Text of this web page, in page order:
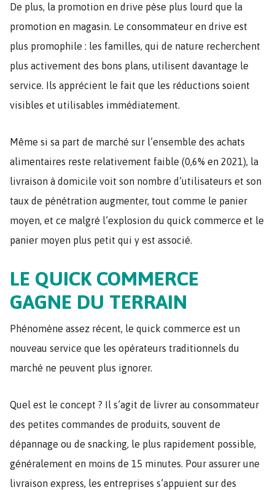
De plus, la promotion en drive pèse plus lourd que la
promotion en magasin. Le consommateur en drive est
plus promophile : les familles, qui de nature recherchent
plus activement des bons plans, utilisent davantage le
service. Ils apprécient le fait que les réductions soient
visibles et utilisables immédiatement.
Même si sa part de marché sur l’ensemble des achats
alimentaires reste relativement faible (0,6% en 2021), la
livraison à domicile voit son nombre d’utilisateurs et son
taux de pénétration augmenter, tout comme le panier
moyen, et ce malgré l’explosion du quick commerce et le
panier moyen plus petit qui y est associé.
LE QUICK COMMERCE
GAGNE DU TERRAIN
Phénomène assez récent, le quick commerce est un
nouveau service que les opérateurs traditionnels du
marché ne peuvent plus ignorer.
Quel est le concept ? Il s’agit de livrer au consommateur
des petites commandes de produits, souvent de
dépannage ou de snacking, le plus rapidement possible,
généralement en moins de 15 minutes. Pour assurer une
livraison express, les entreprises s’appuient sur des